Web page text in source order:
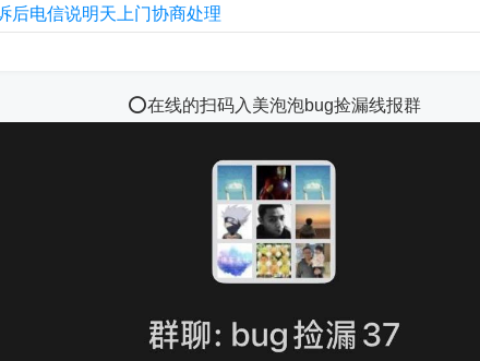
后电信说明天上门协商处理
⭕️在线的扫码入美泡泡bug捡漏线报群